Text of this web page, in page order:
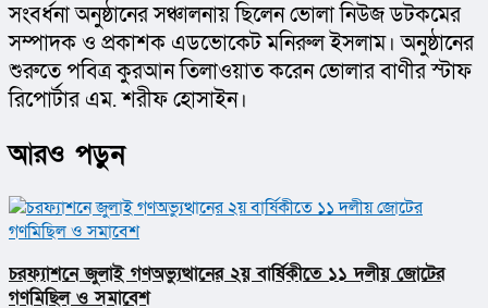
সংবর্ধনা অনুষ্ঠানের সঞ্চালনায় ছিলেন ভোলা নিউজ ডটকমের
সম্পাদক ও প্রকাশক এডভোকেট মনিরুল ইসলাম। অনুষ্ঠানের
শুরুতে পবিত্র কুরআন তিলাওয়াত করেন ভোলার বাণীর স্টাফ
রিপোর্টার এম. শরীফ হোসাইন।
আরও পড়ুন
চরফ্যাশনে জুলাই গণঅভ্যুত্থানের ২য় বার্ষিকীতে ১১ দলীয় জোটের
গণমিছিল ও সমাবেশ